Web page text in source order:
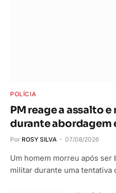
POLÍCIA
PM reage a assalto
durante abordagem
Por ROSY SILVA 07/08/2026
Um homem morreu após ser
militar durante uma tentativa